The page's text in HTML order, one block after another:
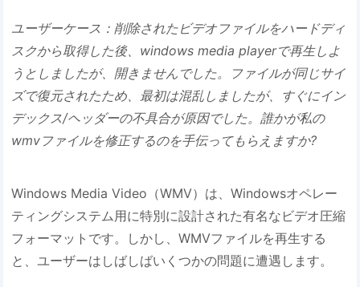
ユーザーケース：削除されたビデオファイルをハードディ
スクから取得した後、windows media playerで再生しよ
うとしましたが、開きませんでした。ファイルが同じサイ
ズで復元されたため、最初は混乱しましたが、すぐにイン
デックス/ヘッダーの不具合が原因でした。誰かが私の
wmvファイルを修正するのを手伝ってもらえますか?
Windows Media Video（WMV）は、Windowsオペレー
ティングシステム用に特別に設計された有名なビデオ圧縮
フォーマットです。しかし、WMVファイルを再生する
と、ユーザーはしばしばいくつかの問題に遭遇します。